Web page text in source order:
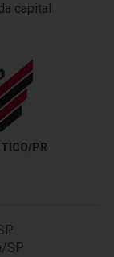
capital
PR
SP